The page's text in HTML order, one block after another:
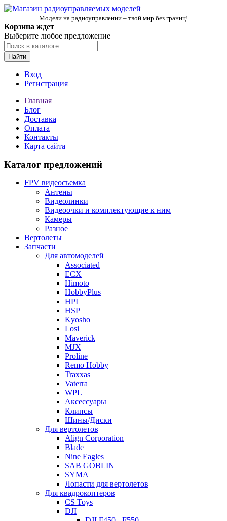
Модели на радиоуправлении – твой мир без границ!
Корзина ждет
Выберите любое предложение
Найти
Вход
Регистрация
Главная
Блог
Доставка
Оплата
Контакты
Карта сайта
Каталог предложений
FPV видеосъемка
Антены
Видеолинки
Видеоочки и комплектующие к ним
Камеры
Разное
Вертолеты
Запчасти
Для автомоделей
Associated
ECX
Himoto
HobbyPlus
HPI
HSP
Kyosho
Losi
Maverick
MJX
Proline
Remo Hobby
Traxxas
Vaterra
WPL
Аксессуары
Клипсы
Шины/Диски
Для вертолетов
Align Corporation
Blade
Nine Eagles
SAB GOBLIN
SYMA
Лопасти для вертолетов
Для квадрокоптеров
CS Toys
DJI